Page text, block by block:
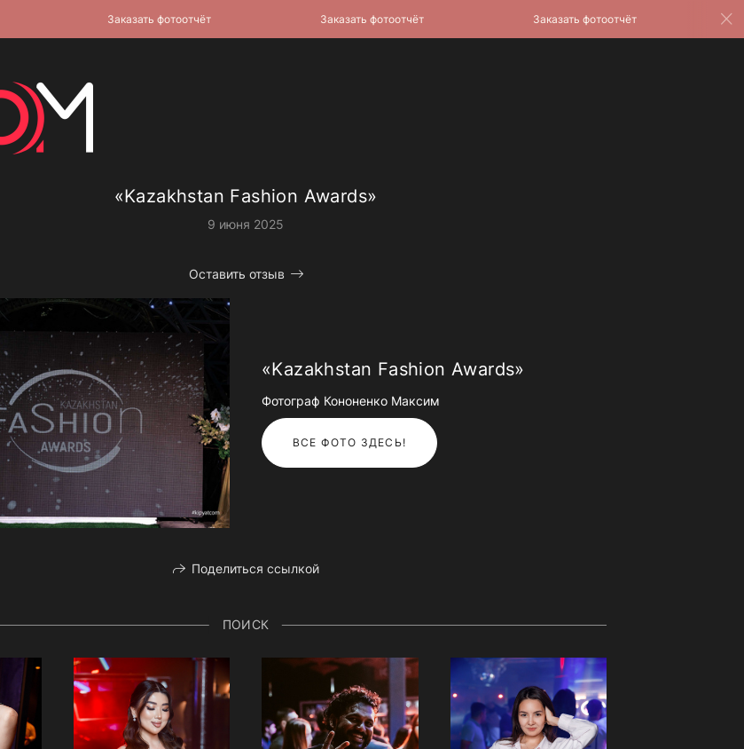
«Kazakhstan Fashion Awards»
9 июня 2025
Оставить отзыв
«Kazakhstan Fashion Awards»
Фотограф Кононенко Максим
ВСЕ ФОТО ЗДЕСЬ!
Поделиться ссылкой
ПОИСК
Заказать фотоотчёт Заказать фотоотчёт Заказать фотоотчёт